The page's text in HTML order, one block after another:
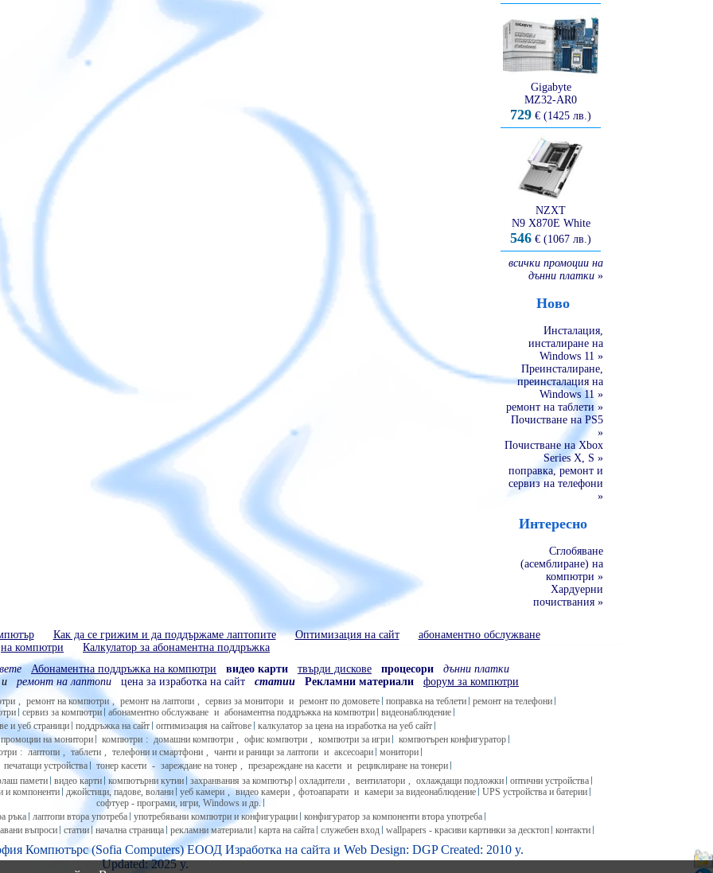
Gigabyte
MZ32-AR0
729 € (1425 лв.)
NZXT
N9 X870E White
546 € (1067 лв.)
всички промоции на
дънни платки »
Ново
Инсталация,
инсталиране на
Windows 11 »
Преинсталиране,
преинсталация на
Windows 11 »
ремонт на таблети »
Почистване на PS5
»
Почистване на Xbox
Series X, S »
поправка, ремонт и
сервиз на телефони
»
Интересно
Сглобяване
(асемблиране) на
компютри »
Хардуерни
почиствания »
Как да се грижим и да поддържаме лаптопите Оптимизация на сайт
абонаментно обслужване
на компютри
Калкулатор за абонаментна поддръжка
Абонаментна поддръжка на компютри видео карти твърди дискове процесори
дънни платки
ремонт на лаптопи цена за изработка на сайт статии Рекламни материали форум за компютри
, ремонт на компютри , ремонт на лаптопи , сервиз за монитори и ремонт по домовете поправка на теблети
ремонт на телефони
сервиз за компютри абонаментно обслужване и абонаментна поддръжка на компютри видеонаблюдение
и уеб страници поддръжка на сайт оптимизация на сайтове калкулатор за цена на изработка на уеб сайт
промоции на монитори компютри : домашни компютри , офис компютри , компютри за игри
компютърен конфигуратор
: лаптопи , таблети , телефони и смартфони , чанти и раници за лаптопи и аксесоари
монитори
печатащи устройства тонер касети - зареждане на тонер , презареждане на касети и рециклиране на тонери
памети видео карти компютърни кутии захранвания за компютър охладители , вентилатори , охлаждащи подложки
оптични устройства
и компоненти джойстици, падове, волани уеб камери , видео камери , фотоапарати и камери за видеонаблюдение UPS устройства и батерии
софтуер - програми, игри, Windows и др.
ръка лаптопи втора употреба употребявани компютри и конфигурации
конфигуратор за компоненти втора употреба
въпроси статии начална страница рекламни материали карта на сайта служебен вход wallpapers - красиви картинки за десктоп контакти
Компютърс (Sofia Computers) ЕООД Изработка на сайта и Web Design: DGP Created: 2010 y.
Updated: 2025 y.